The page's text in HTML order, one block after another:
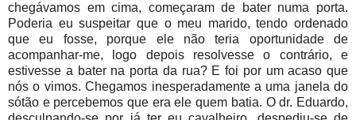
chegávamos em cima, começaram de bater numa porta.
Poderia eu suspeitar que o meu marido, tendo ordenado
que eu fosse, porque ele não teria oportunidade de
acompanhar-me, logo depois resolvesse o contrário, e
estivesse a bater na porta da rua? E foi por um acaso que
nós o vimos. Chegamos inesperadamente a uma janela do
sótão e percebemos que era ele quem batia. O dr. Eduardo,